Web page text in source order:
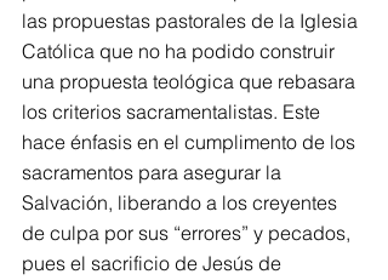
las propuestas pastorales de la Iglesia
Católica que no ha podido construir
una propuesta teológica que rebasara
los criterios sacramentalistas. Este
hace énfasis en el cumplimento de los
sacramentos para asegurar la
Salvación, liberando a los creyentes
de culpa por sus “errores” y pecados,
pues el sacrificio de Jesús de